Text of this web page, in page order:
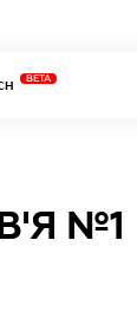
BETA
№1